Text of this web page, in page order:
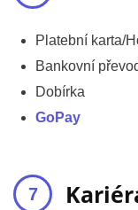
Platební karta/
Bankovní
Dobírka
GoPay